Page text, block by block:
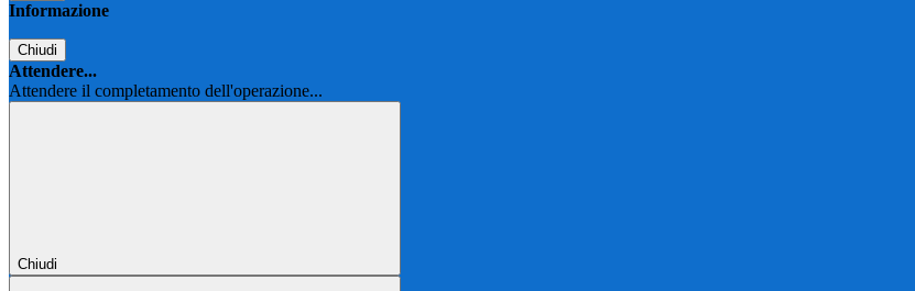
Informazione
Chiudi
Attendere...
Attendere il completamento dell'operazione...
Chiudi